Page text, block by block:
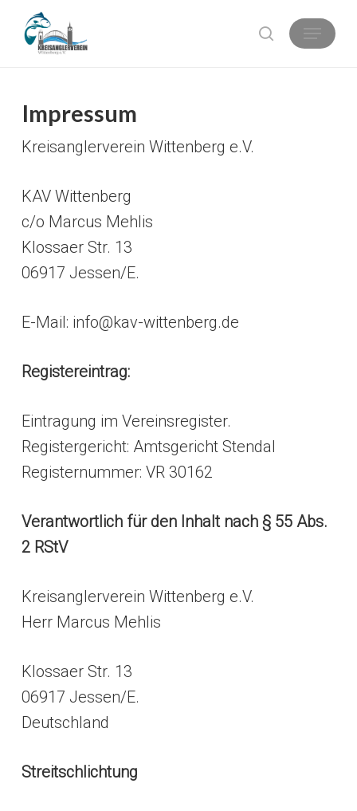
search
Menu
Impressum
Kreisanglerverein Wittenberg e.V.
KAV Wittenberg
c/o Marcus Mehlis
Klossaer Str. 13
06917 Jessen/E.
E-Mail: info@kav-wittenberg.de
Registereintrag:
Eintragung im Vereinsregister.
Registergericht: Amtsgericht Stendal
Registernummer: VR 30162
Verantwortlich für den Inhalt nach § 55 Abs.
2 RStV
Kreisanglerverein Wittenberg e.V.
Herr Marcus Mehlis
Klossaer Str. 13
06917 Jessen/E.
Deutschland
Streitschlichtung